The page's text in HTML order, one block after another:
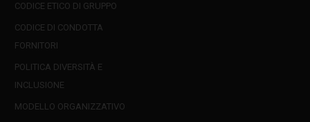
CODICE ETICO DI GRUPPO
CODICE DI CONDOTTA
FORNITORI
POLITICA DIVERSITÀ E
INCLUSIONE
MODELLO ORGANIZZATIVO